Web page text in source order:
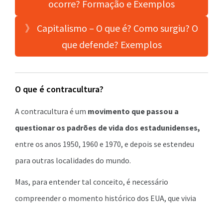
ocorre? Formação e Exemplos
》 Capitalismo – O que é? Como surgiu? O
que defende? Exemplos
O que é contracultura?
A contracultura é um movimento que passou a
questionar os padrões de vida dos estadunidenses,
entre os anos 1950, 1960 e 1970, e depois se estendeu
para outras localidades do mundo.
Mas, para entender tal conceito, é necessário
compreender o momento histórico dos EUA, que vivia